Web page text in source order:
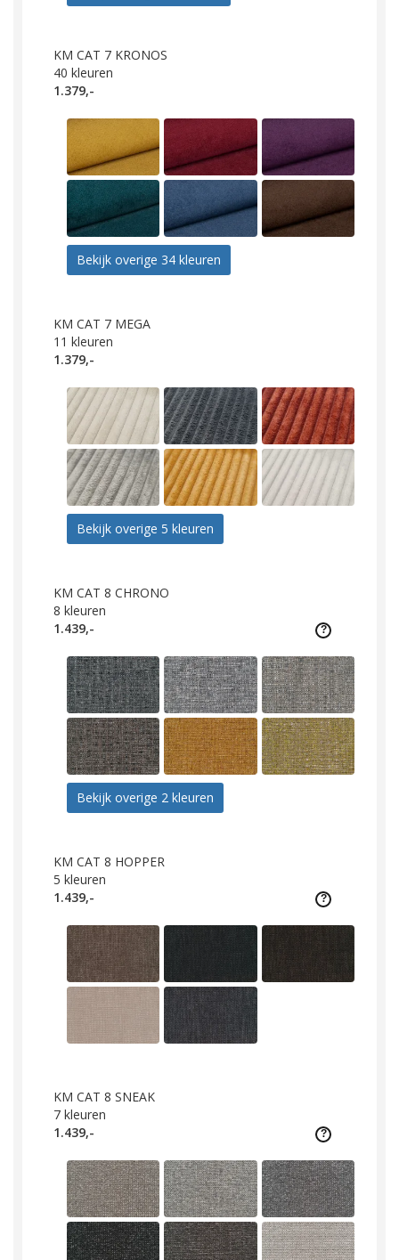
KM CAT 7 KRONOS
40 kleuren
1.379,-
Bekijk overige 34 kleuren
KM CAT 7 MEGA
11 kleuren
1.379,-
Bekijk overige 5 kleuren
KM CAT 8 CHRONO
8 kleuren
1.439,-
Bekijk overige 2 kleuren
KM CAT 8 HOPPER
5 kleuren
1.439,-
KM CAT 8 SNEAK
7 kleuren
1.439,-